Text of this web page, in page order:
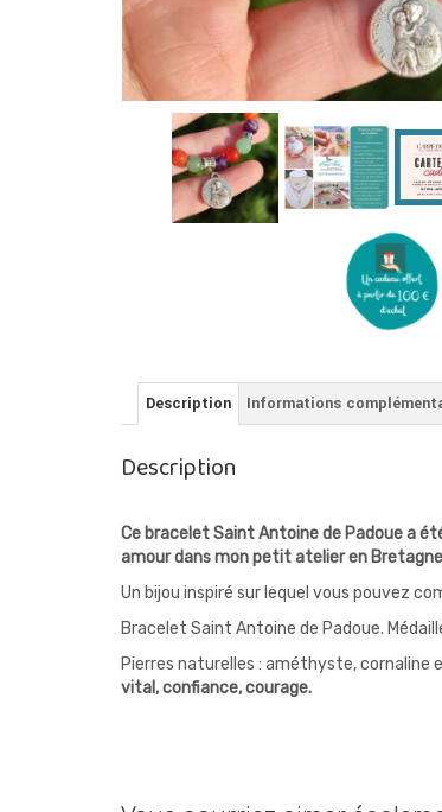
Description Informations
Description
Ce bracelet Saint Antoine de Padoue a
amour dans mon petit atelier en
Un bijou inspiré sur lequel vous pouvez
Bracelet Saint Antoine de Padoue.
Pierres naturelles : améthyste, cornaline
vital, confiance, courage.